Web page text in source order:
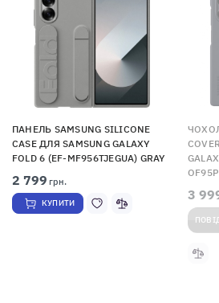
ПАНЕЛЬ SAMSUNG SILICONE
CASE ДЛЯ SAMSUNG GALAXY
FOLD 6 (EF-MF956TJEGUA) GRAY
2 799 грн.
КУПИТИ
ЧОХОЛ
3